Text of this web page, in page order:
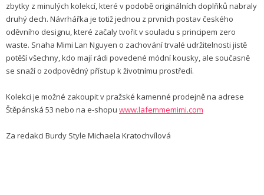
zbytky z minulých kolekcí, které v podobě originálních doplňků nabraly
druhý dech. Návrhářka je totiž jednou z prvních postav českého
oděvního designu, které začaly tvořit v souladu s principem zero
waste. Snaha Mimi Lan Nguyen o zachování trvalé udržitelnosti jistě
potěší všechny, kdo mají rádi povedené módní kousky, ale současně
se snaží o zodpovědný přístup k životnímu prostředí.
Kolekci je možné zakoupit v pražské kamenné prodejně na adrese
Štěpánská 53 nebo na e-shopu www.lafemmemimi.com
Za redakci Burdy Style Michaela Kratochvílová